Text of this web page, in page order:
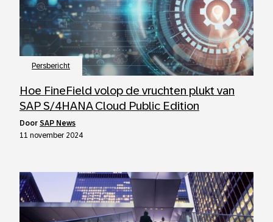
Persbericht
Hoe FineField volop de vruchten plukt van
SAP S/4HANA Cloud Public Edition
door SAP News
11 november 2024